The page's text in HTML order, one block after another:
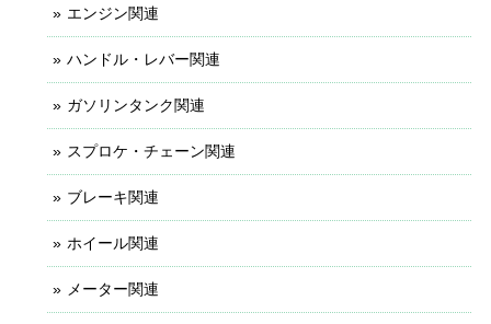
エンジン関連
ハンドル・レバー関連
ガソリンタンク関連
スプロケ・チェーン関連
ブレーキ関連
ホイール関連
メーター関連